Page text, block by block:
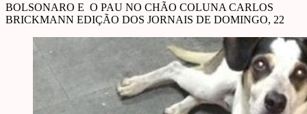
BOLSONARO E O PAU NO CHÃO COLUNA CARLOS
BRICKMANN EDIÇÃO DOS JORNAIS DE DOMINGO, 22